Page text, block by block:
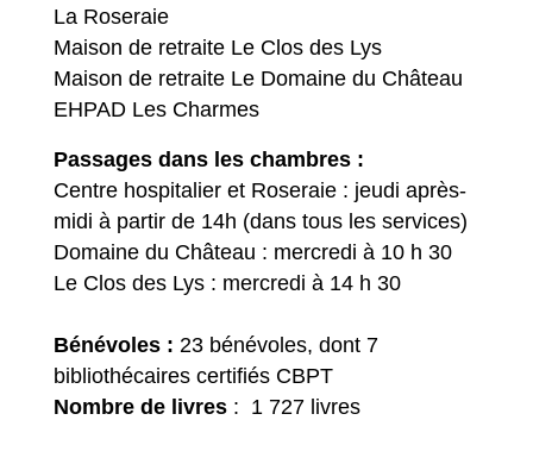
La Roseraie
Maison de retraite Le Clos des Lys
Maison de retraite Le Domaine du Château
EHPAD Les Charmes
Passages dans les chambres :
Centre hospitalier et Roseraie : jeudi après-
midi à partir de 14h (dans tous les services)
Domaine du Château : mercredi à 10 h 30
Le Clos des Lys : mercredi à 14 h 30
Bénévoles : 23 bénévoles, dont 7
bibliothécaires certifiés CBPT
Nombre de livres : 1 727 livres